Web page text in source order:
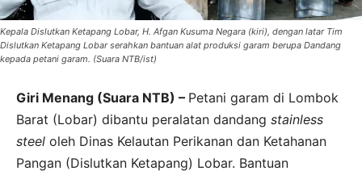
Kepala Dislutkan Ketapang Lobar, H. Afgan Kusuma Negara (kiri), dengan latar Tim
Dislutkan Ketapang Lobar serahkan bantuan alat produksi garam berupa Dandang
kepada petani garam. (Suara NTB/ist)
Giri Menang (Suara NTB) – Petani garam di Lombok
Barat (Lobar) dibantu peralatan dandang stainless
steel oleh Dinas Kelautan Perikanan dan Ketahanan
Pangan (Dislutkan Ketapang) Lobar. Bantuan